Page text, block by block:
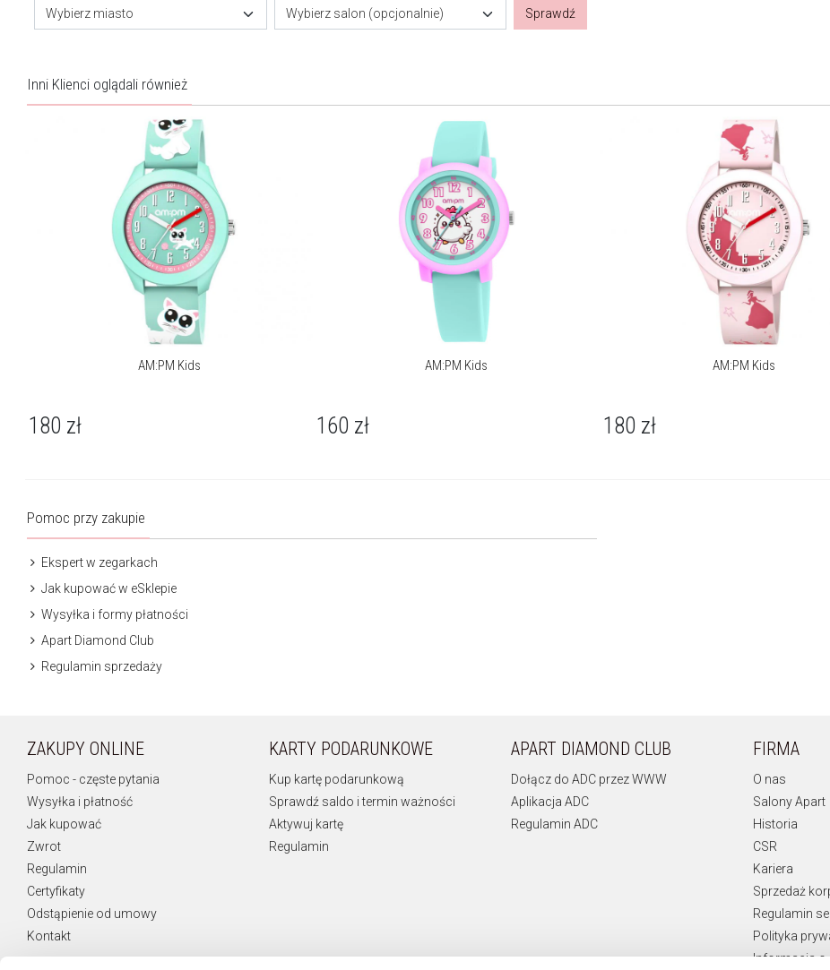
Wybierz miasto Wybierz salon (opcjonalnie) Sprawdź
Inni Klienci oglądali również
AM:PM Kids
180 zł
AM:PM Kids
160 zł
AM:PM Kids
180 zł
Pomoc przy zakupie
Ekspert w zegarkach
Jak kupować w eSklepie
Wysyłka i formy płatności
Apart Diamond Club
Regulamin sprzedaży
ZAKUPY ONLINE
Pomoc - częste pytania
Wysyłka i płatność
Jak kupować
Zwrot
Regulamin
Certyfikaty
Odstąpienie od umowy
Kontakt
KARTY PODARUNKOWE
Kup kartę podarunkową
Sprawdź saldo i termin ważności
Aktywuj kartę
Regulamin
APART DIAMOND CLUB
Dołącz do ADC przez WWW
Aplikacja ADC
Regulamin ADC
FIRMA
O nas
Salony Apart
Historia
CSR
Kariera
Sprzedaż
Regulamin
Polityka
Informacja o